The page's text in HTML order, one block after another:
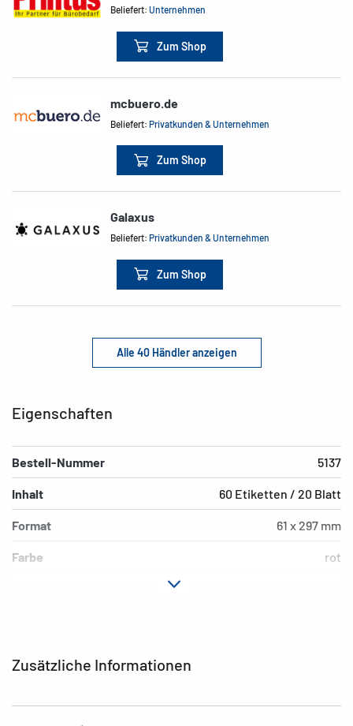
Beliefert:Unternehmen
Zum Shop
mcbuero.de
Beliefert:Privatkunden & Unternehmen
Zum Shop
Galaxus
Beliefert:Privatkunden & Unternehmen
Zum Shop
Alle 40 Händler anzeigen
Zusätzliche Informationen
Eigenschaften
Bestell-Nummer 5137
Inhalt 60 Etiketten / 20 Blatt
Format 61 x 297 mm
Farbe rot